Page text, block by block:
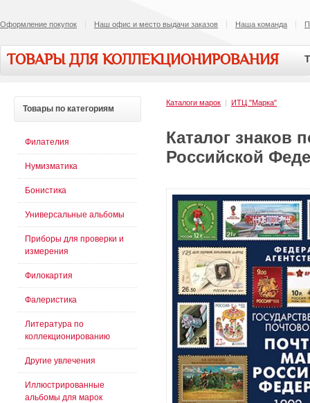
Оформление покупок Наш офис и место выдачи заказов Наша команда
ТОВАРЫ ДЛЯ КОЛЛЕКЦИОНИРОВАНИЯ
Каталоги марок | ИТЦ "Марка"
Каталог знаков
Российской
Товары по категориям
Филателия
Нумизматика
Бонистика
Универсальные альбомы
Приборы для проверки и
измерения
Филокартия
Фалеристика
Литература по
коллекционированию
Другие увлечения
Иллюстрированные
альбомы для марок